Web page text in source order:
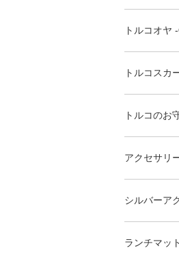
トルコオヤ
トルコスカ
トルコのお
アクセサリ
シルバーア
ランチマッ